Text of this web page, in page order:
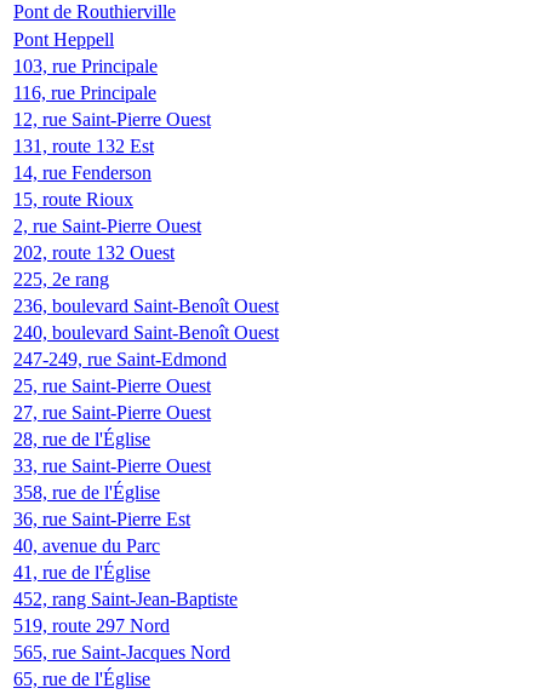
Pont de Routhierville
Pont Heppell
103, rue Principale
116, rue Principale
12, rue Saint-Pierre Ouest
131, route 132 Est
14, rue Fenderson
15, route Rioux
2, rue Saint-Pierre Ouest
202, route 132 Ouest
225, 2e rang
236, boulevard Saint-Benoît Ouest
240, boulevard Saint-Benoît Ouest
247-249, rue Saint-Edmond
25, rue Saint-Pierre Ouest
27, rue Saint-Pierre Ouest
28, rue de l'Église
33, rue Saint-Pierre Ouest
358, rue de l'Église
36, rue Saint-Pierre Est
40, avenue du Parc
41, rue de l'Église
452, rang Saint-Jean-Baptiste
519, route 297 Nord
565, rue Saint-Jacques Nord
65, rue de l'Église